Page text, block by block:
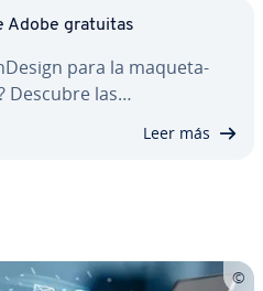
Adobe gratuitas
para la ma­que­ta­
Descubre las…
Leer más